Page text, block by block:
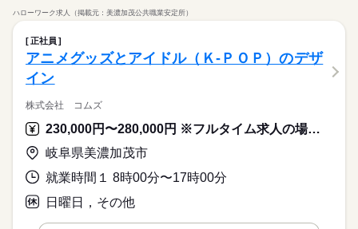
ハローワーク求人（掲載元：美濃加茂公共職業安定所）
正社員
アニメグッズとアイドル（Ｋ‐ＰＯＰ）のデザ
イン
株式会社 コムズ
230,000円〜280,000円 ※フルタイム求人の場合は月額（換算額）、パート求人の場合は時間額を表示しています。
岐阜県美濃加茂市
就業時間１ 8時00分〜17時00分
日曜日，その他